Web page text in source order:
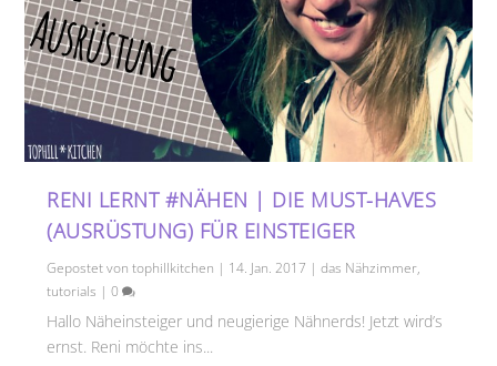
RENI LERNT #NÄHEN | DIE MUST-HAVES
(AUSRÜSTUNG) FÜR EINSTEIGER
Gepostet vontophillkitchen | 14. Jan. 2017 |das Nähzimmer,
tutorials |0
Hallo Näheinsteiger und neugierige Nähnerds! Jetzt wird’s
ernst. Reni möchte ins...